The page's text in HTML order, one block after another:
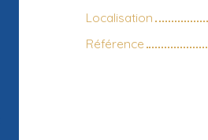
Localisation
Référence